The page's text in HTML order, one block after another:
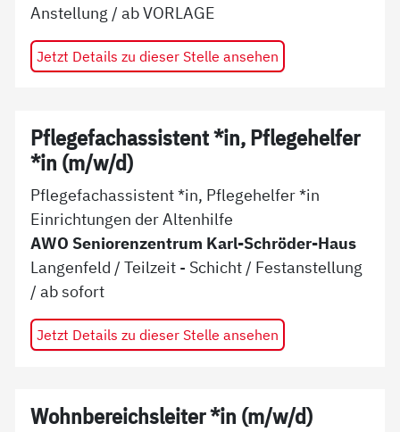
Anstellung / abVORLAGE
Jetzt Details zu dieser Stelle ansehen
Pflegefachassistent *in, Pflegehelfer
*in (m/w/d)
Pflegefachassistent *in, Pflegehelfer *in
Einrichtungen der Altenhilfe
AWO Seniorenzentrum Karl-Schröder-Haus
Langenfeld /Teilzeit - Schicht / Festanstellung
/ absofort
Jetzt Details zu dieser Stelle ansehen
Wohnbereichsleiter *in (m/w/d)